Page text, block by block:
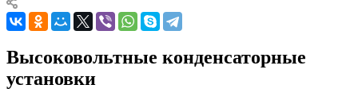
Высоковольтные конденсаторные
установки